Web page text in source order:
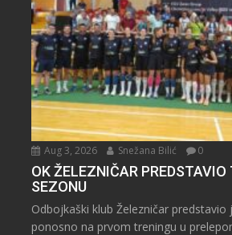
Aug 3, 2026 Snežana Bilić 0
OK ŽELEZNIČAR
SEZONU
Odbojkaški klub Železničar predstavio
ponosno na prvom treningu u